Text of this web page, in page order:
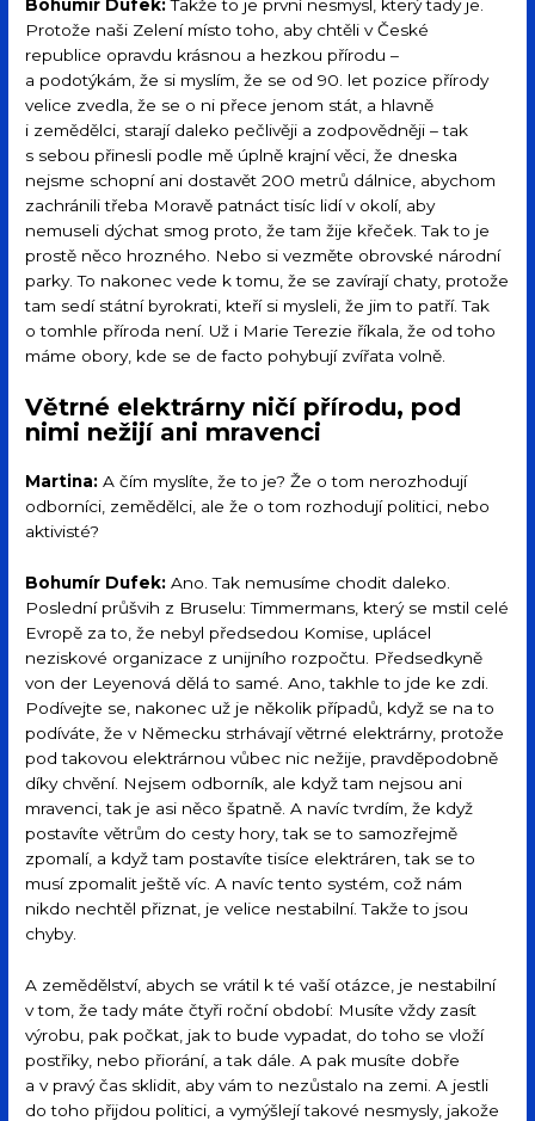
Bohumír Dufek:Takže to je první nesmysl, který tady je.
Protože naši Zelení místo toho, aby chtěli v České
republice opravdu krásnou a hezkou přírodu –
a podotýkám, že si myslím, že se od 90. let pozice přírody
velice zvedla, že se o ni přece jenom stát, a hlavně
i zemědělci, starají daleko pečlivěji a zodpovědněji – tak
s sebou přinesli podle mě úplně krajní věci, že dneska
nejsme schopní ani dostavět 200 metrů dálnice, abychom
zachránili třeba Moravě patnáct tisíc lidí v okolí, aby
nemuseli dýchat smog proto, že tam žije křeček. Tak to je
prostě něco hrozného. Nebo si vezměte obrovské národní
parky. To nakonec vede k tomu, že se zavírají chaty, protože
tam sedí státní byrokrati, kteří si mysleli, že jim to patří. Tak
o tomhle příroda není. Už i Marie Terezie říkala, že od toho
máme obory, kde se de facto pohybují zvířata volně.
Větrné elektrárny ničí přírodu, pod
nimi nežijí ani mravenci
Martina: A čím myslíte, že to je? Že o tom nerozhodují
odborníci, zemědělci, ale že o tom rozhodují politici, nebo
aktivisté?
Bohumír Dufek: Ano. Tak nemusíme chodit daleko.
Poslední průšvih z Bruselu: Timmermans, který se mstil celé
Evropě za to, že nebyl předsedou Komise, uplácel
neziskové organizace z unijního rozpočtu. Předsedkyně
von der Leyenová dělá to samé. Ano, takhle to jde ke zdi.
Podívejte se, nakonec už je několik případů, když se na to
podíváte, že v Německu strhávají větrné elektrárny, protože
pod takovou elektrárnou vůbec nic nežije, pravděpodobně
díky chvění. Nejsem odborník, ale když tam nejsou ani
mravenci, tak je asi něco špatně. A navíc tvrdím, že když
postavíte větrům do cesty hory, tak se to samozřejmě
zpomalí, a když tam postavíte tisíce elektráren, tak se to
musí zpomalit ještě víc. A navíc tento systém, což nám
nikdo nechtěl přiznat, je velice nestabilní. Takže to jsou
chyby.
A zemědělství, abych se vrátil k té vaší otázce, je nestabilní
v tom, že tady máte čtyři roční období: Musíte vždy zasít
výrobu, pak počkat, jak to bude vypadat, do toho se vloží
postřiky, nebo přiorání, a tak dále. A pak musíte dobře
a v pravý čas sklidit, aby vám to nezůstalo na zemi. A jestli
do toho přijdou politici, a vymýšlejí takové nesmysly, jakože